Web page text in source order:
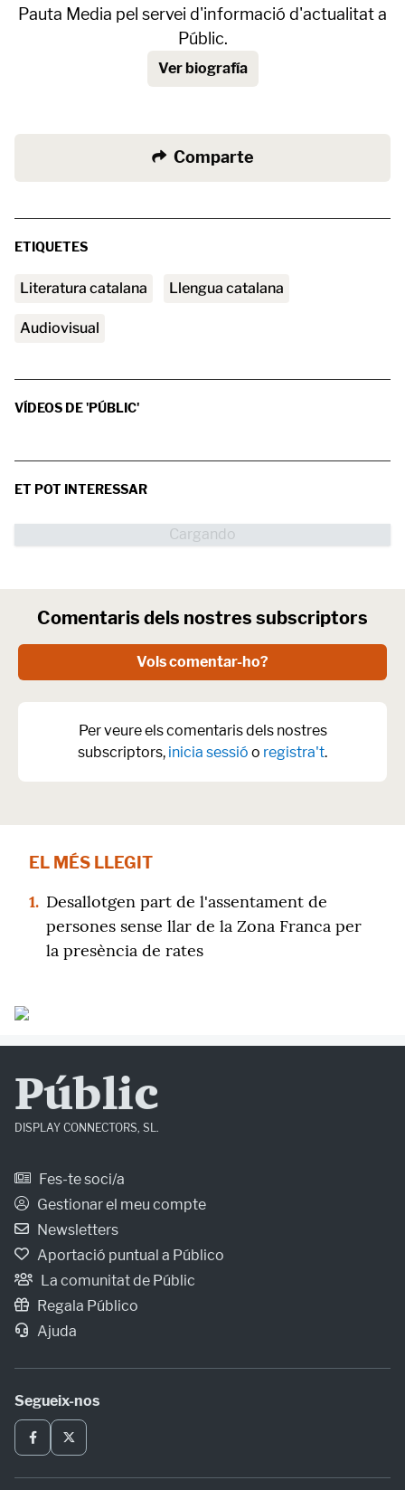
Pauta Media pel servei d'informació d'actualitat a
Públic.
Ver biografía
Comparte
ETIQUETES
literatura catalana Llengua catalana
Audiovisual
VÍDEOS DE 'PÚBLIC'
ET POT INTERESSAR
Comentaris dels nostres subscriptors
Vols comentar-ho?
Per veure els comentaris dels nostres
subscriptors, inicia sessió o registra't.
EL MÉS LLEGIT
1. Desallotgen part de l'assentament de
persones sense llar de la Zona Franca per
la presència de rates
Públic
DISPLAY CONNECTORS, SL.
Fes-te soci/a
Gestionar el meu compte
Newsletters
Aportació puntual a Público
La comunitat de Públic
Regala Público
Ajuda
Segueix-nos